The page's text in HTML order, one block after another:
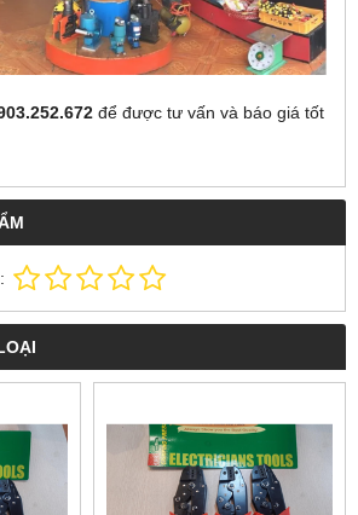
để được tư vấn và báo giá tốt